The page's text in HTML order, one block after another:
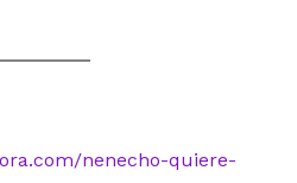
nenecho-quiere-